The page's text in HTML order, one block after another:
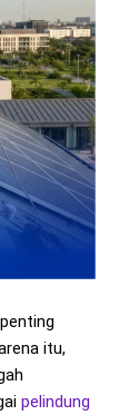
itu,
pelindung